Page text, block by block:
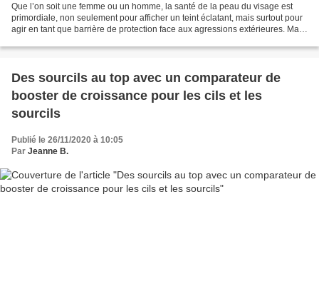
Que l’on soit une femme ou un homme, la santé de la peau du visage est
primordiale, non seulement pour afficher un teint éclatant, mais surtout pour
agir en tant que barrière de protection face aux agressions extérieures. Mais
Des sourcils au top avec un comparateur de
booster de croissance pour les cils et les
sourcils
Publié le 26/11/2020 à 10:05
Par Jeanne B.